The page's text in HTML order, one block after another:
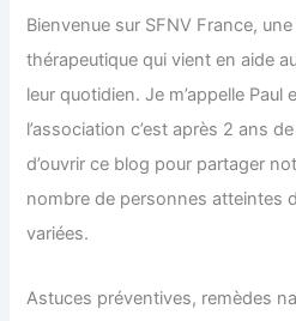
Bienvenue sur SFNV France,
thérapeutique qui vient en aide
leur quotidien. Je m’appelle
l’association c’est après 2 ans
d’ouvrir ce blog pour partager
nombre de personnes atteintes
variées.
Astuces préventives, remèdes